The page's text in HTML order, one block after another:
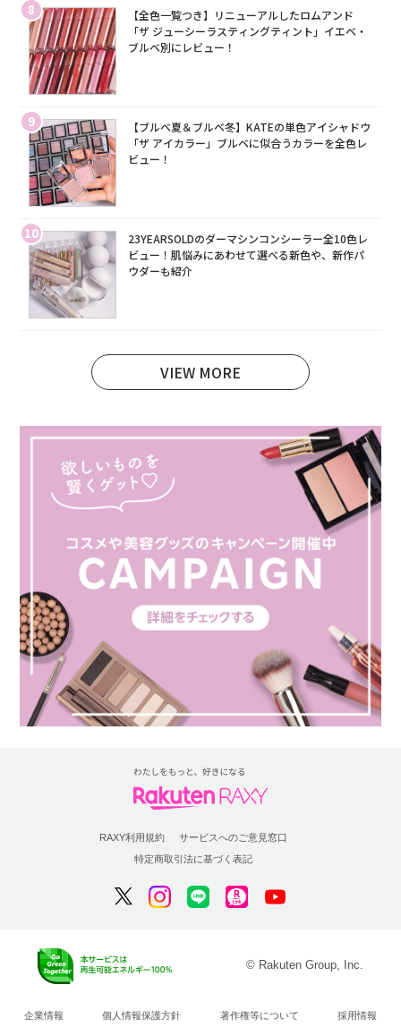
8
【全色一覧つき】リニューアルしたロムアンド
「ザ ジューシーラスティングティント」イエベ・
ブルベ別にレビュー！
9
【ブルベ夏＆ブルベ冬】KATEの単色アイシャドウ
「ザ アイカラー」ブルベに似合うカラーを全色レ
ビュー！
10
23YEARSOLDのダーマシンコンシーラー全10色レ
ビュー！肌悩みにあわせて選べる新色や、新作パ
ウダーも紹介
VIEW MORE
RAXY利用規約
サービスへのご意見窓口
特定商取引法に基づく表記
© Rakuten Group, Inc.
企業情報 個人情報保護方針 著作権等について 採用情報